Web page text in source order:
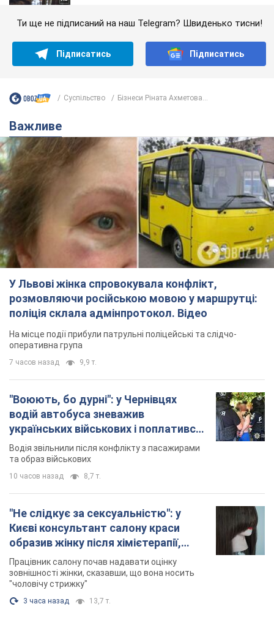
Ти ще не підписаний на наш Telegram? Швиденько тисни!
Підписатись Підписатись
Суспільство Бізнеси Ріната Ахметова...
Важливе
У Львові жінка спровокувала конфлікт,
розмовляючи російською мовою у маршрутці:
поліція склала адмінпротокол. Відео
На місце події прибули патрульні поліцейські та слідчо-
оперативна група
7 часов назад 9,9 т.
"Воюють, бо дурні": у Чернівцях
водій автобуса зневажив
українських військових і поплатився.
Відео
Водія звільнили після конфлікту з пасажирами
та образ військових
10 часов назад 8,7 т.
"Не слідкує за сексуальністю": у
Києві консультант салону краси
образив жінку після хімієтерапії,
розгорівся скандал. Фото
Працівник салону почав надавати оцінку
зовнішності жінки, сказавши, що вона носить
"чоловічу стрижку"
3 часа назад 13,7 т.